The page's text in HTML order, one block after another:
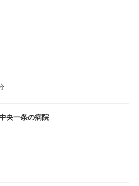
央一条の病院